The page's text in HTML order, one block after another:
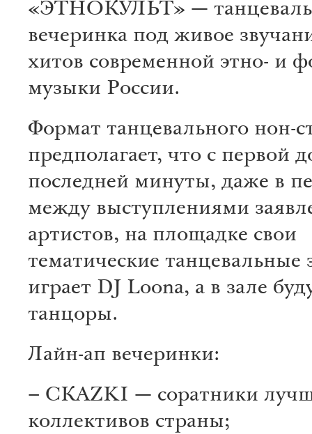
«ЭТНОКУЛЬТ» —
вечеринка под живое
хитов современной этно- и
музыки России.
Формат танцевального нон-
предполагает, что с первой
последней минуты, даже в
между выступлениями
артистов, на площадке свои
тематические танцевальные
играет DJ Loona, а в зале
танцоры.
Лайн-ап вечеринки:
– СКАZKI — соратники
коллективов страны;